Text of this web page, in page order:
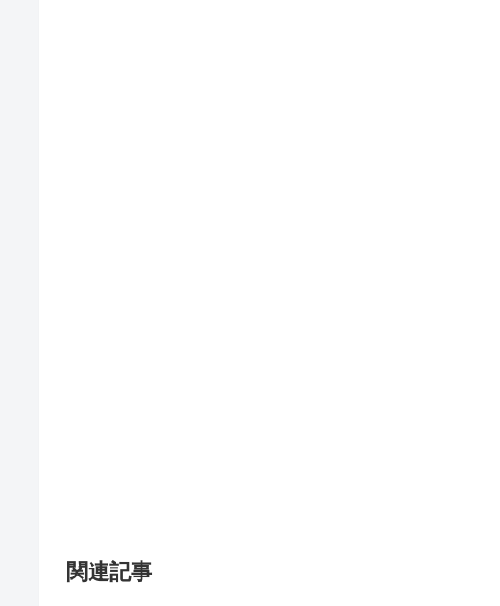
関連記事